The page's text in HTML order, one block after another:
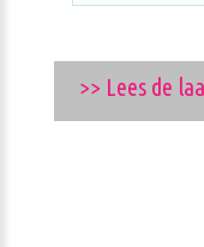
>> Lees de